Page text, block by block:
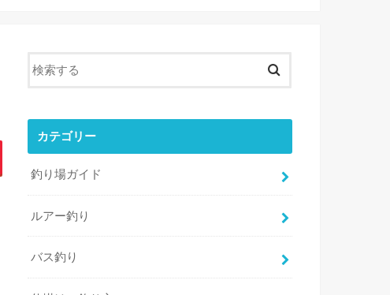
カテゴリー
釣り場ガイド
ルアー釣り
バス釣り